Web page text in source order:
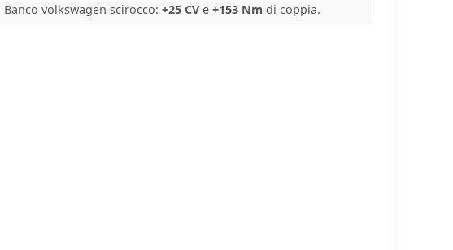
volkswagen scirocco: +25 CVe +153 Nm di coppia.